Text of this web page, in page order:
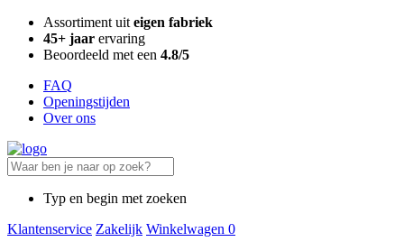
Assortiment uit eigen fabriek
45+ jaar ervaring
Beoordeeld met een 4.8/5
FAQ
Openingstijden
Over ons
Typ en begin met zoeken
Klantenservice Zakelijk Winkelwagen 0